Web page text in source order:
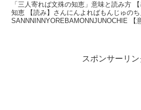
「三人寄れば文殊の知恵」意味と読み方 【表記】三人寄れば文殊の
知恵 【読み】さんにんよればもんじゅのち
SANNNINNYOREBAMONNJUNOCHIE 【意味】 凡人でも三人集ま
スポンサーリン